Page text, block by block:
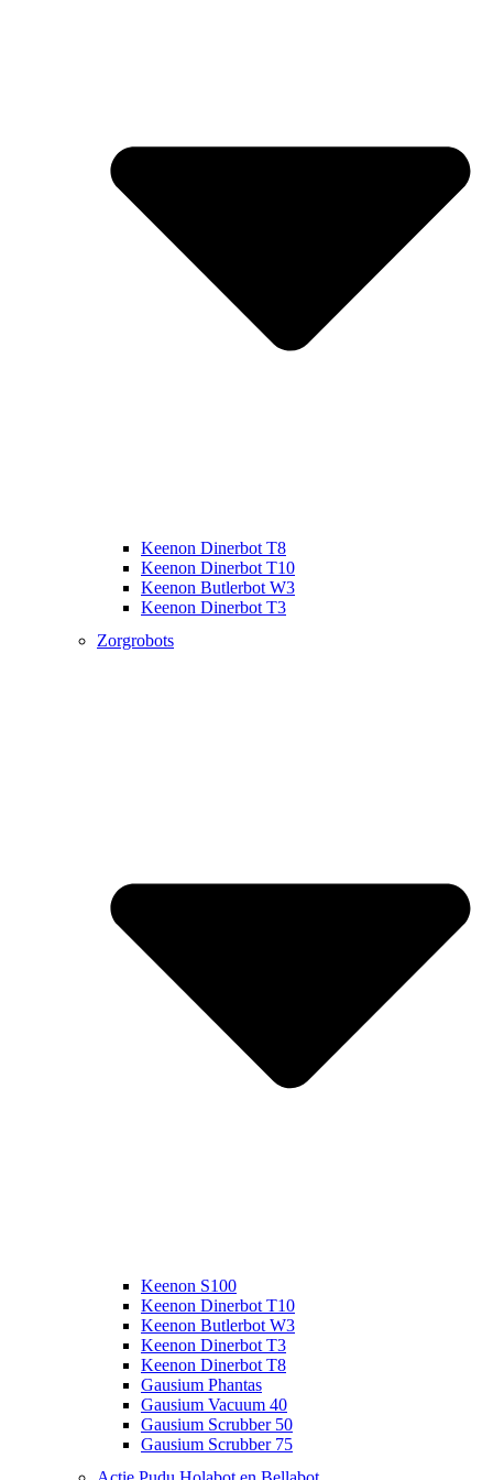
Keenon Dinerbot T8
Keenon Dinerbot T10
Keenon Butlerbot W3
Keenon Dinerbot T3
Zorgrobots
Keenon S100
Keenon Dinerbot T10
Keenon Butlerbot W3
Keenon Dinerbot T3
Keenon Dinerbot T8
Gausium Phantas
Gausium Vacuum 40
Gausium Scrubber 50
Gausium Scrubber 75